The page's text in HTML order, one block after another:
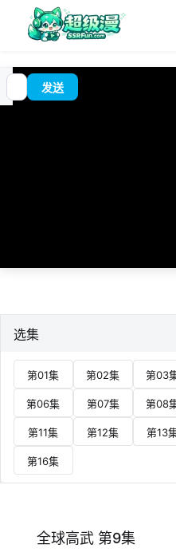
00:00
追
番
?发送
选集
第01集 第02集 第03
第06集 第07集 第08
第11集 第12集 第13
第16集
全球高武 第9集